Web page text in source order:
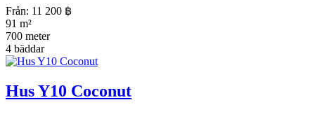
Från: 11 200 ฿
91 m²
700 meter
4 bäddar
Hus Y10 Coconut